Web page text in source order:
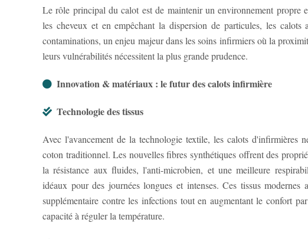
Le rôle principal du calot est de maintenir un environnement propre
les cheveux et en empêchant la dispersion de particules, les calots
contaminations, un enjeu majeur dans les soins infirmiers où la
leurs vulnérabilités nécessitent la plus grande prudence.
Innovation & matériaux : le futur des calots infirmière
Technologie des tissus
Avec l'avancement de la technologie textile, les calots d'infirmières
coton traditionnel. Les nouvelles fibres synthétiques offrent des
la résistance aux fluides, l'anti-microbien, et une meilleure
idéaux pour des journées longues et intenses. Ces tissus modernes
supplémentaire contre les infections tout en augmentant le confort
capacité à réguler la température.